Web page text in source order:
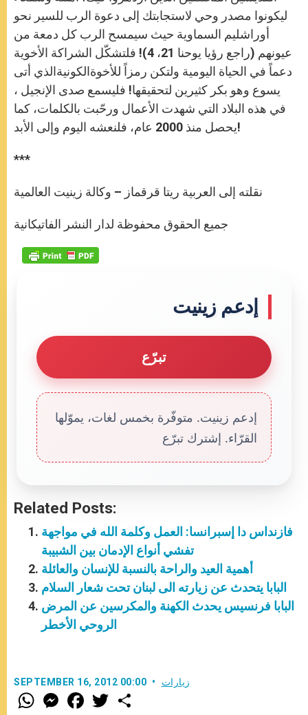
ليكونوا مصدر وحي لاستجابتك إلى دعوة الرب للسير نحو
أوراشليم السماوية حيث سيمسح الرب كل دمعة من
عيونهم (راجع رؤيا يوحنا 21، 4)! فلتشكّل الشراكة الأخوية
دعماً في الحياة اليومية ولتكن رمزاً للأخوةالكونيةالذي أتى
يسوع وهو بكر كثيرين لتحقيقها! فليسمع صدى الإنجيل ،
في هذه البلاد التي شهدت الأعمال ورحّبت بالكلمات، كما
يحصل منذ 2000 عام، فلنعشه اليوم وإلى الأبد!
***
نقلته إلى العربية ريتا قرقماز – وكالة زينيت العالمية
جميع الحقوق محفوظة لدار النشر الفاتيكانية
إدعم زينيت
تبرّع
إدعم زينيت. متوفّرة بخمس لغات، يموّلها
القرّاء. إشترك تبرّع
Related Posts:
فازنداس دا إسبرانسا: العمل وكلمة الله في مواجهة
تفشي أنواع الإدمان بين الشبيبة
أهمية العيد والراحة بالنسبة للإنسان والعائلة
البابا يتحدث عن زيارته الى لبنان تحت شعار السلام
البابا فرنسيس يحدث الكهنة والمكرسين عن المرض
الروحي الأخطر
SEPTEMBER 16, 2012 00:00 زيارات
W
h
M
e
F
a w